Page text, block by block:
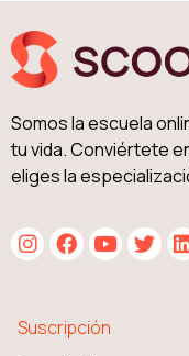
Somos la escuela
tu vida. Conviértete
eliges la
Suscripción